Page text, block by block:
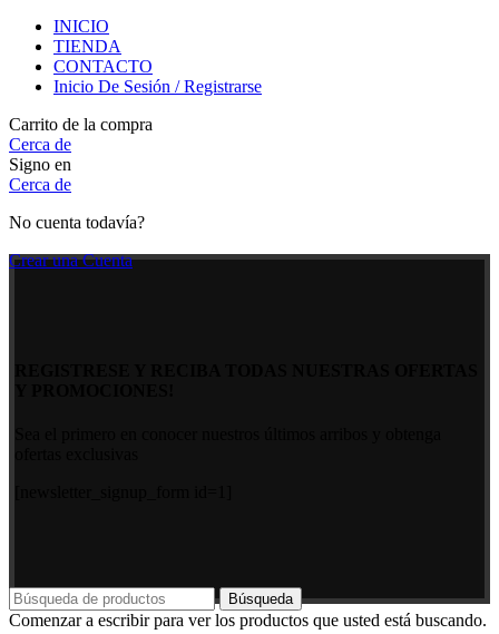
INICIO
TIENDA
CONTACTO
Inicio De Sesión / Registrarse
Carrito de la compra
Cerca de
Signo en
Cerca de
No cuenta todavía?
Crear una Cuenta
Búsqueda
Comenzar a escribir para ver los productos que usted está buscando.